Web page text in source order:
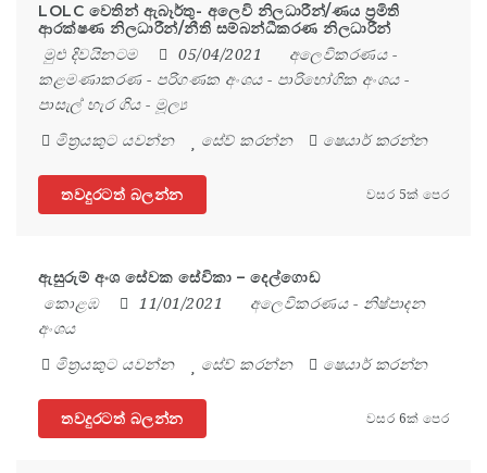
LOLC වෙතින් ඇබෑර්තු- අලෙවි නිලධාරීන්/ණය ප්‍රමිති
ආරක්ෂණ නිලධාරීන්/නීති සම්බන්ධීකරණ නිලධාරීන්
මුළු දිවයිනටම 05/04/2021 අලෙවිකරණය-
කළමණාකරණ- පරිගණක අංශය- පාරිභෝගික අංශය-
පාසැල් හැර ගිය- මූල්‍ය
මිත්‍රයකුට යවන්න සේව් කරන්න ෂෙයාර් කරන්න
තවදුරටත් බලන්න වසර 5ක් පෙර
ඇසුරුම් අංශ සේවක සේවිකා – දෙල්ගොඩ
කොළඹ 11/01/2021 අලෙවිකරණය- නිෂ්පාදන
අංශය
මිත්‍රයකුට යවන්න සේව් කරන්න ෂෙයාර් කරන්න
තවදුරටත් බලන්න වසර 6ක් පෙර